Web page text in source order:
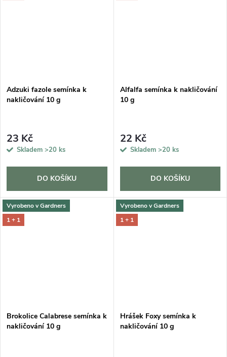
Adzuki fazole semínka k
nakličování 10 g
23 Kč
Skladem >20 ks
DO KOŠÍKU
Alfalfa semínka k nakličování
10 g
22 Kč
Skladem >20 ks
DO KOŠÍKU
Vyrobeno v Gardners
1 + 1
Brokolice Calabrese semínka k
nakličování 10 g
Vyrobeno v Gardners
1 + 1
Hrášek Foxy semínka k
nakličování 10 g